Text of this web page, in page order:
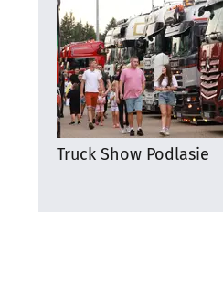
Truck Show Podlasie